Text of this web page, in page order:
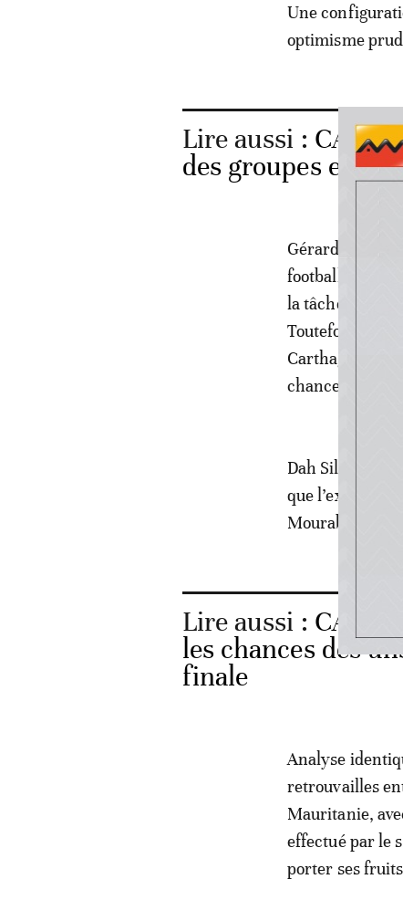
Une
optimisme
Lire aussi : CAN
des groupes et le
Gérard
football
la tâche ne
Toutefois, il a
Carthage
chance».
Dah Silèye
que
Lire aussi : CAN
les chances des
finale
Analyse
retrouvailles
Mauritanie,
effectué par le
porter ses